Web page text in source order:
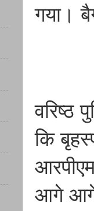
गया।
वरिष्ठ
कि
आगे आगे